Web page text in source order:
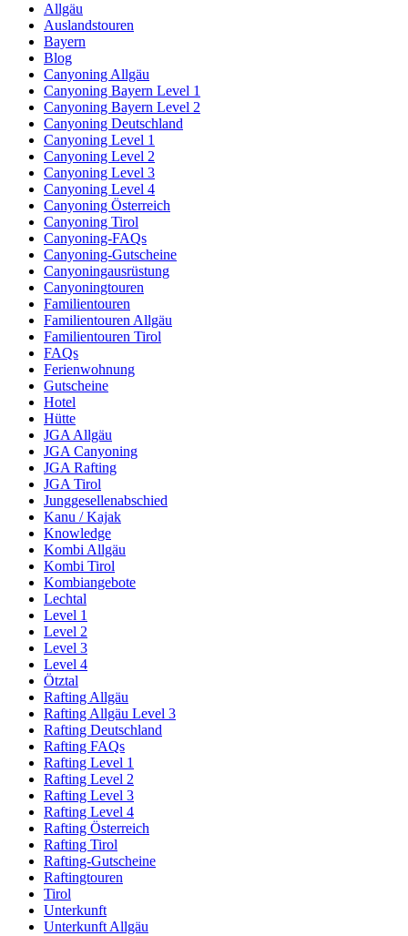
Allgäu
Auslandstouren
Bayern
Blog
Canyoning Allgäu
Canyoning Bayern Level 1
Canyoning Bayern Level 2
Canyoning Deutschland
Canyoning Level 1
Canyoning Level 2
Canyoning Level 3
Canyoning Level 4
Canyoning Österreich
Canyoning Tirol
Canyoning-FAQs
Canyoning-Gutscheine
Canyoningausrüstung
Canyoningtouren
Familientouren
Familientouren Allgäu
Familientouren Tirol
FAQs
Ferienwohnung
Gutscheine
Hotel
Hütte
JGA Allgäu
JGA Canyoning
JGA Rafting
JGA Tirol
Junggesellenabschied
Kanu / Kajak
Knowledge
Kombi Allgäu
Kombi Tirol
Kombiangebote
Lechtal
Level 1
Level 2
Level 3
Level 4
Ötztal
Rafting Allgäu
Rafting Allgäu Level 3
Rafting Deutschland
Rafting FAQs
Rafting Level 1
Rafting Level 2
Rafting Level 3
Rafting Level 4
Rafting Österreich
Rafting Tirol
Rafting-Gutscheine
Raftingtouren
Tirol
Unterkunft
Unterkunft Allgäu